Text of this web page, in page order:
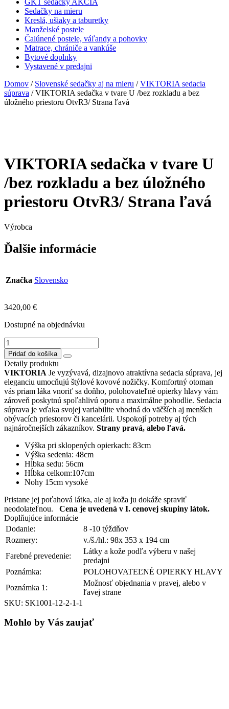
GKT sedačky AKCIA
Sedačky na mieru
Kreslá, ušiaky a taburetky
Manželské postele
Čalúnené postele, váľandy a pohovky
Matrace, chrániče a vankúše
Bytové doplnky
Vystavené v predajni
Domov / Slovenské sedačky aj na mieru /VIKTORIA sedacia
súprava / VIKTORIA sedačka v tvare U /bez rozkladu a bez
úložného priestoru OtvR3/ Strana ľavá
VIKTORIA sedačka v tvare U
/bez rozkladu a bez úložného
priestoru OtvR3/ Strana ľavá
Výrobca
Ďalšie informácie
Značka Slovensko
3420,00 €
Dostupné na objednávku
množstvo
VIKTORIA
sedačka
v
tvare
U
/bez
rozkladu
a
bez
úložného
priestoru
OtvR3/
Strana
ľavá
Pridať do košíka
Detaily produktu
VIKTORIA Je vyzývavá, dizajnovo atraktívna sedacia súprava, jej
eleganciu umocňujú štýlové kovové nožičky. Komfortný otoman
vás priam láka vnoriť sa doňho, polohovateľné opierky hlavy vám
zároveň poskytnú spoľahlivú oporu a maximálne pohodlie. Sedacia
súprava je vďaka svojej variabilite vhodná do väčších aj menších
obývacích priestorov či kancelárii. Uspokojí potreby aj tých
najnáročnejších zákazníkov. Strany pravá, alebo ľavá.
Výška pri sklopených opierkach: 83cm
Výška sedenia: 48cm
Hĺbka sedu: 56cm
Hĺbka celkom:107cm
Nohy 15cm vysoké
Pristane jej poťahová látka, ale aj koža ju dokáže spraviť
neodolateľnou. Cena je uvedená v I. cenovej skupiny látok.
Doplňujúce informácie
Dodanie:
8 -10 týždňov
Rozmery:
v./š./hl.: 98x 353 x 194 cm
Farebné prevedenie:
Látky a kože podľa výberu v našej
predajni
Poznámka:
POLOHOVATEĽNÉ OPIERKY HLAVY
Poznámka 1:
Možnosť objednania v pravej, alebo v
ľavej strane
SKU: SK1001-12-2-1-1
Mohlo by Vás zaujať